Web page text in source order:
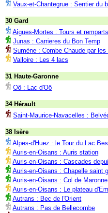
Vaux-et-Chantegrue : Sentier du
30 Gard
Aigues-Mortes : Tours et remparts
Junas : Carrieres du Bon Temp
Sumène : Combe Chaude par
Valloire : Les 4 lacs
31 Haute-Garonne
Oô : Lac d'Oô
34 Hérault
Saint-Maurice-Navacelles :
38 Isère
Alpes-d'Huez : le Tour du Lac
Auris-en-Oisans : Auris station
Auris-en-Oisans : Cascades
Auris-en-Oisans : Chapelle saint
Auris-en-Oisans : Col de Maronne
Auris-en-Oisans : Le plateau
Autrans : Bec de l'Orient
Autrans : Pas de Bellecombe